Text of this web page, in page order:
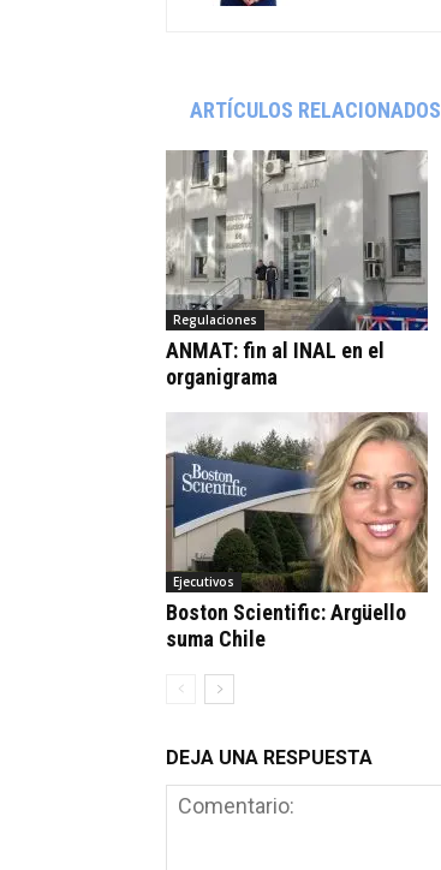
ARTÍCULOS RELACIONADOS
Regulaciones
ANMAT: fin al INAL en el
organigrama
Ejecutivos
Boston Scientific: Argüello
suma Chile
DEJA UNA RESPUESTA